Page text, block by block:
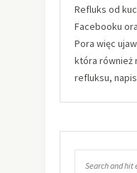
Refluks od
Facebooku
Pora więc
która również
refluksu,